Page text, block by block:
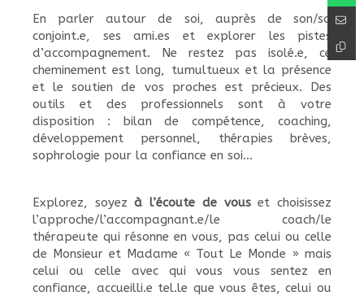
En parler autour de soi, auprès de son/sa
conjoint.e, ses ami.es et explorer les pistes
d’accompagnement. Ne restez pas isolé.e, ce
cheminement est long, tumultueux et la présence
et le soutien de vos proches est précieux. Des
outils et des professionnels sont à votre
disposition : bilan de compétence, coaching,
développement personnel, thérapies brèves,
sophrologie pour la confiance en soi…
Explorez, soyezà l’écoute de vouset choisissez
l’approche/l’accompagnant.e/le coach/le
thérapeute qui résonne en vous, pas celui ou celle
de Monsieur et Madame « Tout Le Monde » mais
celui ou celle avec qui vous vous sentez en
confiance, accueilli.e tel.le que vous êtes, celui ou